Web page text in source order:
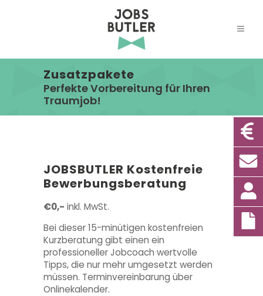
Zusatzpakete
Perfekte Vorbereitung für Ihren
Traumjob!
JOBSBUTLER Kostenfreie
Bewerbungsberatung
€0,- inkl. MwSt.
Bei dieser 15-minütigen kostenfreien
Kurzberatung gibt einen ein
professioneller Jobcoach wertvolle
Tipps, die nur mehr umgesetzt werden
müssen. Terminvereinbarung über
Onlinekalender.